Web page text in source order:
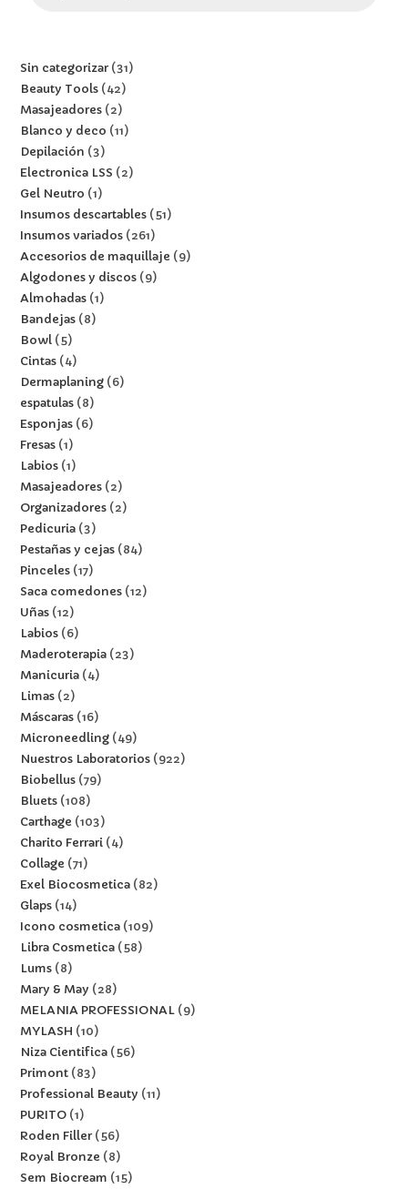
Sin categorizar 31
Beauty Tools 42
Masajeadores 2
Blanco y deco
11
Depilación
3
Electronica LSS
2
Gel Neutro
1
Insumos descartables 51
Insumos variados 261
Accesorios de maquillaje
9
Algodones y discos 9
Almohadas 1
Bandejas 8
Bowl 5
Cintas 4
Dermaplaning 6
espatulas 8
Esponjas 6
Fresas 1
Labios 1
Masajeadores 2
Organizadores 2
Pedicuria 3
Pestañas y cejas 84
Pinceles 17
Saca comedones 12
Uñas 12
Labios 6
Maderoterapia 23
Manicuria 4
Limas 2
Máscaras 16
Microneedling 49
Nuestros Laboratorios 922
Biobellus 79
Bluets 108
Carthage
103
Charito Ferrari 4
Collage
71
Exel Biocosmetica 82
Glaps 14
Icono cosmetica 109
Libra Cosmetica 58
Lums 8
Mary & May
28
MELANIA PROFESSIONAL 9
MYLASH
10
Niza Cientifica 56
Primont 83
Professional Beauty
11
PURITO 1
Roden Filler 56
Royal Bronze
8
Sem Biocream
15